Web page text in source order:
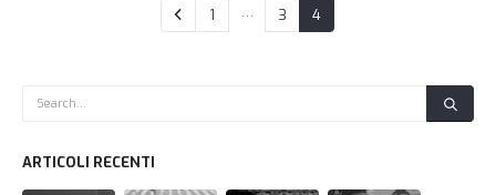
1 … 3 4
ARTICOLI RECENTI